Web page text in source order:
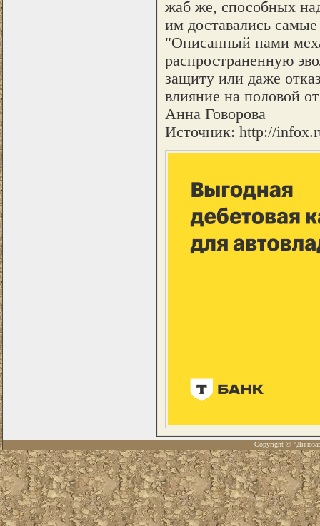
жаб же, способных
им доставались
"Описанный нами
распространенную
защиту или даже
влияние на половой
Анна Говорова
Источник: http://
Copyright ©